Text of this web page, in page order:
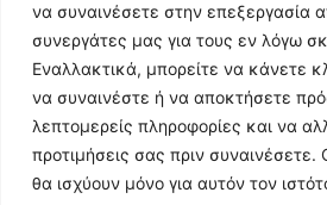
να συναινέσετε στην επεξεργασία
συνεργάτες μας για τους εν λόγω
Εναλλακτικά, μπορείτε να κάνετε
να συναινέστε ή να αποκτήσετε
λεπτομερείς πληροφορίες και να
προτιμήσεις σας πριν συναινέσετε.
θα ισχύουν μόνο για αυτόν τον
Follow Us
© 2024 All Rights